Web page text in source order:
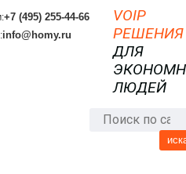
+7 (495) 255-44-66
info@homy.ru
VOIP
РЕШЕНИЯ
ДЛЯ
ЛЮДЕЙ